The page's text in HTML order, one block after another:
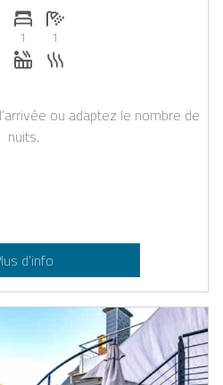
Personnes (max): 2
Nombre de chambres: 1
1
Nombre de salles de bain: 1
1
Petit-déjeuner réservable chez
Jacuzzi
ou adaptez le nombre de
nuits.
d’info